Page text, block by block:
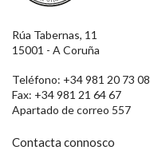
Rúa Tabernas, 11
15001 - A Coruña
Teléfono: +34 981 20 73 08
Fax: +34 981 21 64 67
Apartado de correo 557
Contacta connosco